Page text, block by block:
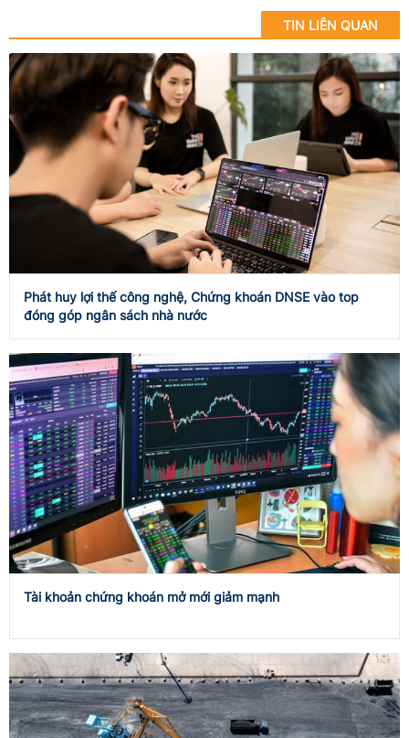
TIN LIÊN QUAN
Phát huy lợi thế công nghệ, Chứng khoán DNSE vào top
đóng góp ngân sách nhà nước
Tài khoản chứng khoán mở mới giảm mạnh